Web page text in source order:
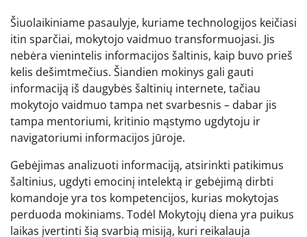
Šiuolaikiniame pasaulyje, kuriame technologijos keičiasi
itin sparčiai, mokytojo vaidmuo transformuojasi. Jis
nebėra vienintelis informacijos šaltinis, kaip buvo prieš
kelis dešimtmečius. Šiandien mokinys gali gauti
informaciją iš daugybės šaltinių internete, tačiau
mokytojo vaidmuo tampa net svarbesnis – dabar jis
tampa mentoriumi, kritinio mąstymo ugdytoju ir
navigatoriumi informacijos jūroje.
Gebėjimas analizuoti informaciją, atsirinkti patikimus
šaltinius, ugdyti emocinį intelektą ir gebėjimą dirbti
komandoje yra tos kompetencijos, kurias mokytojas
perduoda mokiniams. Todėl Mokytojų diena yra puikus
laikas įvertinti šią svarbią misiją, kuri reikalauja